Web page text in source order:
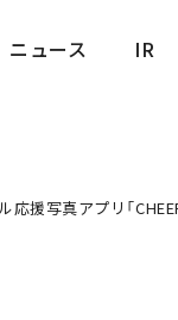
ニュース
IR
応援写真アプリ「